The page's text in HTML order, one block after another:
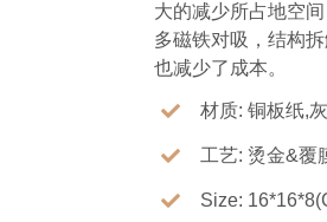
大的减少所占地空
多磁铁对吸，结构
也减少了成本。
材质: 铜板纸,
工艺: 烫金&覆
Size: